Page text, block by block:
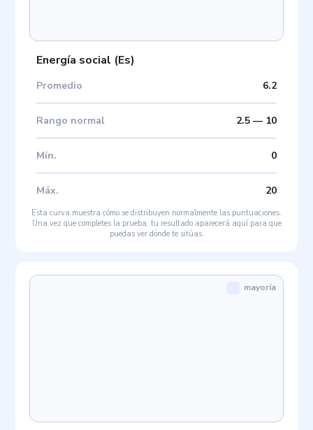
Energía social (Es)
Promedio 6.2
Rango normal 2.5— 10
Mín. 0
Máx. 20
Esta curva muestra cómo se distribuyen normalmente las puntuaciones.
Una vez que completes la prueba, tu resultado aparecerá aquí para que
puedas ver dónde te sitúas.
mayoría